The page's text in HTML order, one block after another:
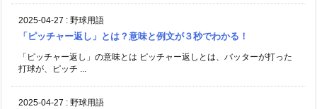
2025-04-27 : 野球用語
「ピッチャー返し」とは？意味と例文が３秒でわかる！
「ピッチャー返し」の意味とは ピッチャー返しとは、バッターが打った
打球が、ピッチ ...
2025-04-27 : 野球用語